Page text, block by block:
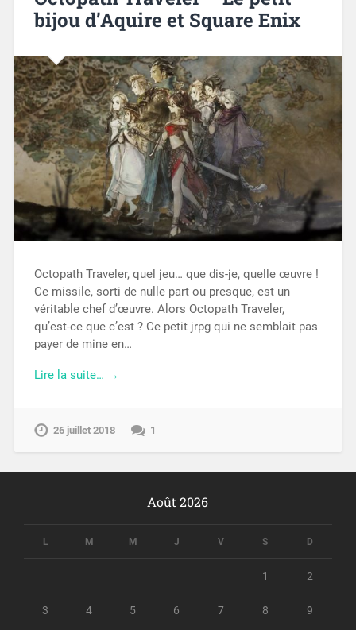
bijou d’Aquire et Square Enix
Octopath Traveler, quel jeu… que dis-je, quelle œuvre !
Ce missile, sorti de nulle part ou presque, est un
véritable chef d’œuvre. Alors Octopath Traveler,
qu’est-ce que c’est ? Ce petit jrpg qui ne semblait pas
payer de mine en…
Lire la suite… →
26 juillet 2018 1
Août 2026
L M M J V S D
1 2
3 4 5 6 7 8 9